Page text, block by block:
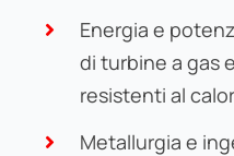
Energia e
di turbine a gas
resistenti al
Metallurgia e